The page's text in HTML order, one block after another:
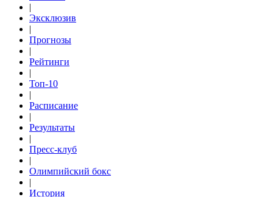
|
Эксклюзив
|
Прогнозы
|
Рейтинги
|
Топ-10
|
Расписание
|
Результаты
|
Пресс-клуб
|
Олимпийский бокс
|
История